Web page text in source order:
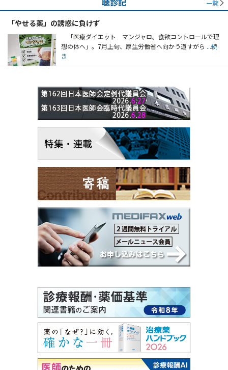
一覧
「やせる薬」の誘惑に負けず
「医療ダイエット マンジャロ。食欲コントロールで理
想の体へ」。7月上旬、厚生労働省へ向かう道すがら ...続
き